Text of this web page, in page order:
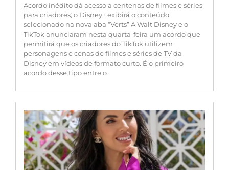
Acordo inédito dá acesso a centenas de filmes e séries
para criadores; o Disney+ exibirá o conteúdo
selecionado na nova aba “Verts” A Walt Disney e o
TikTok anunciaram nesta quarta-feira um acordo que
permitirá que os criadores do TikTok utilizem
personagens e cenas de filmes e séries de TV da
Disney em vídeos de formato curto. É o primeiro
acordo desse tipo entre o